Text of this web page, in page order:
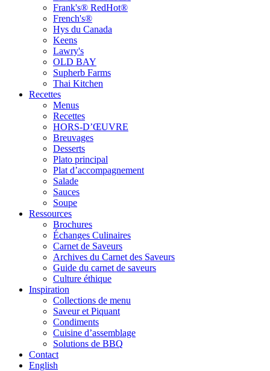
Frank's® RedHot®
French's®
Hys du Canada
Keens
Lawry's
OLD BAY
Supherb Farms
Thai Kitchen
Recettes
Menus
Recettes
HORS-D’ŒUVRE
Breuvages
Desserts
Plato principal
Plat d’accompagnement
Salade
Sauces
Soupe
Ressources
Brochures
Échanges Culinaires
Carnet de Saveurs
Archives du Carnet des Saveurs
Guide du carnet de saveurs
Culture éthique
Inspiration
Collections de menu
Saveur et Piquant
Condiments
Cuisine d’assemblage
Solutions de BBQ
Contact
English